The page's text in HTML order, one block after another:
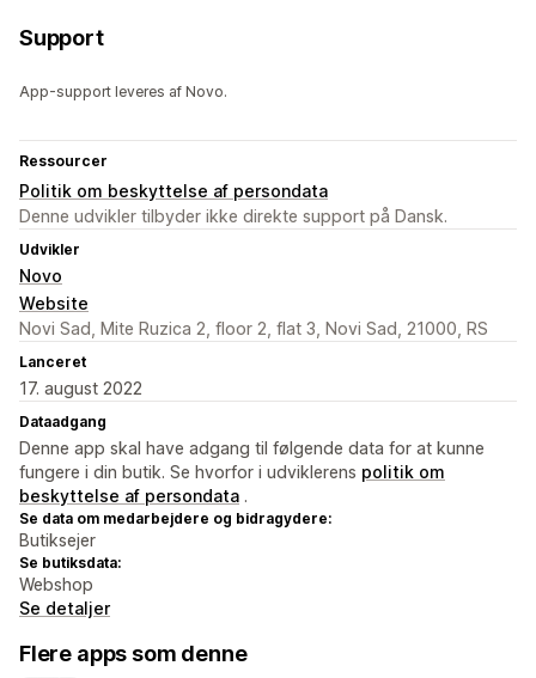
Support
App-support leveres af Novo.
Ressourcer
Politik om beskyttelse af persondata
Denne udvikler tilbyder ikke direkte support på Dansk.
Udvikler
Novo
Website
Novi Sad, Mite Ruzica 2, floor 2, flat 3, Novi Sad, 21000, RS
Lanceret
17. august 2022
Dataadgang
Denne app skal have adgang til følgende data for at kunne
fungere i din butik. Se hvorfor i udviklerens politik om
beskyttelse af persondata .
Se data om medarbejdere og bidragydere:
Butiksejer
Se butiksdata:
Webshop
Se detaljer
Flere apps som denne